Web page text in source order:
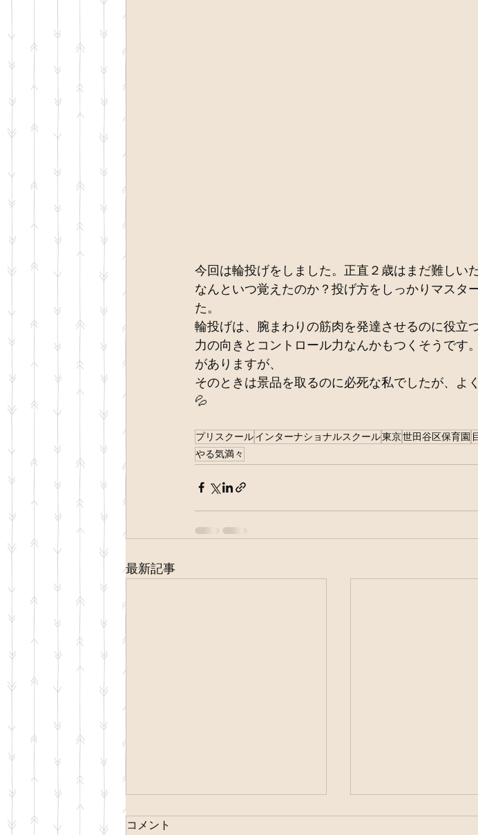
今回は輪投げをしました。正直２歳はまだ難しい
なんといつ覚えたのか？投げ方をしっかりマスタ
た。
輪投げは、腕まわりの筋肉を発達させるのに役立
力の向きとコントロール力なんかもつくそうです
がありますが、
そのときは景品を取るのに必死な私でしたが、よ
💦
プリスクールインターナショナルスクール東京世田谷区保育園
やる気満々
最新記事
コメント